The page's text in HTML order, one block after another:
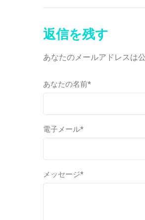
返信を残す
あなたのメールアドレスは
あなたの名前*
電子メール*
メッセージ*